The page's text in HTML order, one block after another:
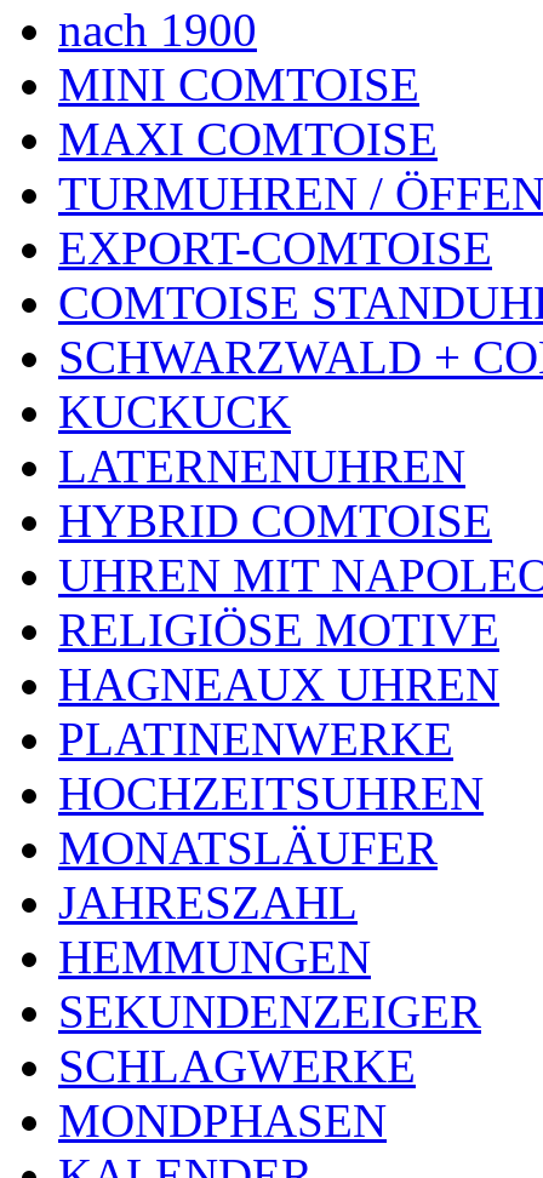
nach 1900
MINI COMTOISE
MAXI COMTOISE
TURMUHREN /
EXPORT-COMTOISE
COMTOISE
SCHWARZWALD +
KUCKUCK
LATERNENUHREN
HYBRID COMTOISE
UHREN MIT
RELIGIÖSE MOTIVE
HAGNEAUX UHREN
PLATINENWERKE
HOCHZEITSUHREN
MONATSLÄUFER
JAHRESZAHL
HEMMUNGEN
SEKUNDENZEIGER
SCHLAGWERKE
MONDPHASEN